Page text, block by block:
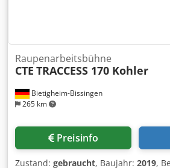
und Zwischenverkauf vorbehalten.
Bietigheim-Bissingen
265 km
Raupenarbeitsbühne
CTE TRACCESS 170 Kohler
Preisinfo
Zustand: gebraucht, Baujahr: 2019,